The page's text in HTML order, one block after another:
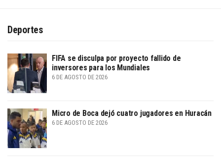
Deportes
FIFA se disculpa por proyecto fallido de
inversores para los Mundiales
6 DE AGOSTO DE 2026
Micro de Boca dejó cuatro jugadores en Huracán
6 DE AGOSTO DE 2026